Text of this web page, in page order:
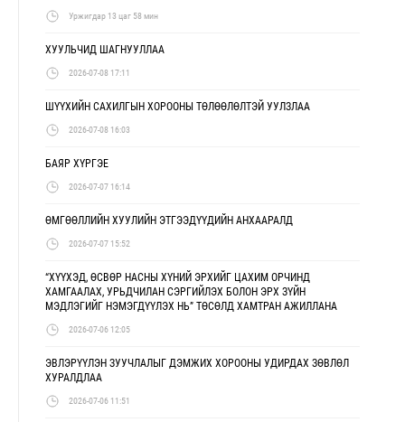
Уржигдар 13 цаг 58 мин
ХУУЛЬЧИД ШАГНУУЛЛАА
2026-07-08 17:11
ШҮҮХИЙН САХИЛГЫН ХОРООНЫ ТӨЛӨӨЛӨЛТЭЙ УУЛЗЛАА
2026-07-08 16:03
БАЯР ХҮРГЭЕ
2026-07-07 16:14
ӨМГӨӨЛЛИЙН ХУУЛИЙН ЭТГЭЭДҮҮДИЙН АНХААРАЛД
2026-07-07 15:52
“ХҮҮХЭД, ӨСВӨР НАСНЫ ХҮНИЙ ЭРХИЙГ ЦАХИМ ОРЧИНД
ХАМГААЛАХ, УРЬДЧИЛАН СЭРГИЙЛЭХ БОЛОН ЭРХ ЗҮЙН
МЭДЛЭГИЙГ НЭМЭГДҮҮЛЭХ НЬ” ТӨСӨЛД ХАМТРАН АЖИЛЛАНА
2026-07-06 12:05
ЭВЛЭРҮҮЛЭН ЗУУЧЛАЛЫГ ДЭМЖИХ ХОРООНЫ УДИРДАХ ЗӨВЛӨЛ
ХУРАЛДЛАА
2026-07-06 11:51